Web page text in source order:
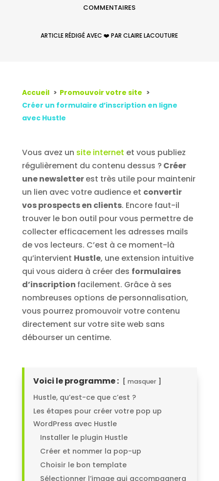
COMMENTAIRES
ARTICLE RÉDIGÉ AVEC ❤️ PAR CLAIRE LACOUTURE
Accueil
Promouvoir votre site
Créer un formulaire d’inscription en ligne
avec Hustle
Vous avez un site internet et vous publiez
régulièrement du contenu dessus ? Créer
une newsletterest très utile pour maintenir
un lien avec votre audience et convertir
vos prospects en clients. Encore faut-il
trouver le bon outil pour vous permettre de
collecter efficacement les adresses mails
de vos lecteurs. C’est à ce moment-là
qu’intervient Hustle, une extension intuitive
qui vous aidera à créer des formulaires
d’inscription facilement. Grâce à ses
nombreuses options de personnalisation,
vous pourrez promouvoir votre contenu
directement sur votre site web sans
débourser un centime.
Voici le programme : masquer
Hustle, qu’est-ce que c’est ?
Les étapes pour créer votre pop up
WordPress avec Hustle
Installer le plugin Hustle
Créer et nommer la pop-up
Choisir le bon template
Sélectionner l’image qui accompagnera